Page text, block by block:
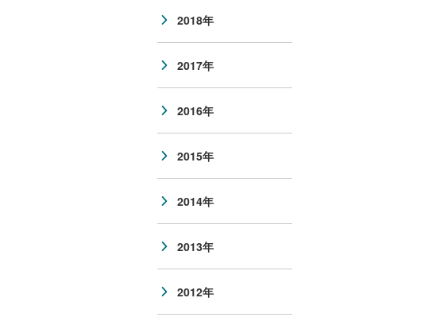
2018年
2017年
2016年
2015年
2014年
2013年
2012年